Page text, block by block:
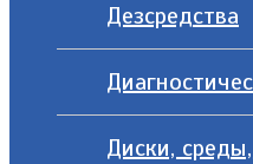
Дезсредства
Диски,